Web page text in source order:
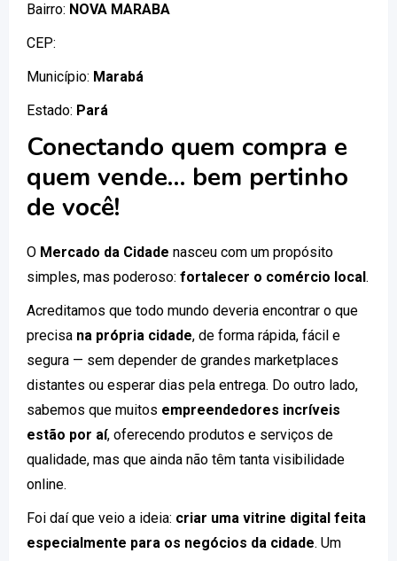
Bairro: NOVA MARABA
CEP:
Município: Marabá
Estado: Pará
Conectando quem compra e
quem vende… bem pertinho
de você!
O Mercado da Cidade nasceu com um propósito
simples, mas poderoso: fortalecer o comércio local.
Acreditamos que todo mundo deveria encontrar o que
precisa na própria cidade, de forma rápida, fácil e
segura — sem depender de grandes marketplaces
distantes ou esperar dias pela entrega. Do outro lado,
sabemos que muitos empreendedores incríveis
estão por aí, oferecendo produtos e serviços de
qualidade, mas que ainda não têm tanta visibilidade
online.
Foi daí que veio a ideia: criar uma vitrine digital feita
especialmente para os negócios da cidade. Um